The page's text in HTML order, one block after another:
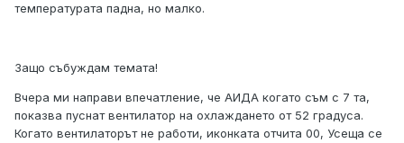
температурата падна, но малко.
Защо събуждам темата!
Вчера ми направи впечатление, че АИДА когато съм с 7 та,
показва пуснат вентилатор на охлаждането от 52 градуса.
Когато вентилаторът не работи, иконката отчита 00, Усеща се